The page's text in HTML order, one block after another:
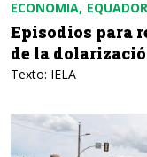
ECONOMIA EQUADOR
Episodios para
de la
Texto: IELA